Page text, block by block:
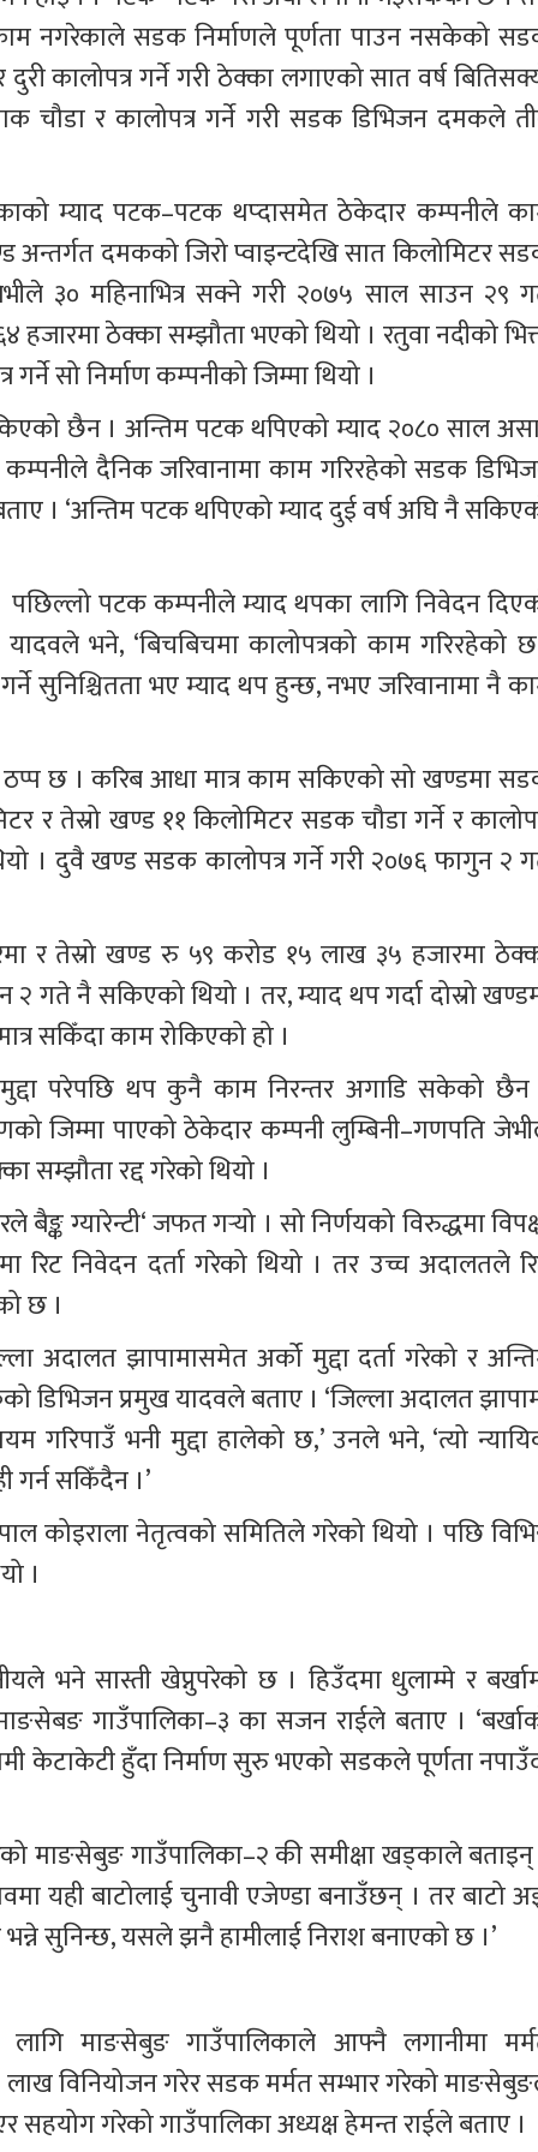
नगरेकाले सडक निर्माणले पूर्णता पाउन नसकेको
कालोपत्र गर्ने गरी ठेक्का लगाएको सात वर्ष
चौडा र कालोपत्र गर्ने गरी सडक डिभिजन दमकले
म्याद पटक–पटक थप्दासमेत ठेकेदार कम्पनीले
दमकको जिरो प्वाइन्टदेखि सात किलोमिटर
३० महिनाभित्र सक्ने गरी २०७५ साल साउन २९
ठेक्का सम्झौता भएको थियो । रतुवा नदीको
सो निर्माण कम्पनीको जिम्मा थियो ।
छैन । अन्तिम पटक थपिएको म्याद २०८० साल
दैनिक जरिवानामा काम गरिरहेको सडक
। ‘अन्तिम पटक थपिएको म्याद दुई वर्ष अघि नै
पटक कम्पनीले म्याद थपका लागि निवेदन
भने, ‘बिचबिचमा कालोपत्रको काम गरिरहेको
सुनिश्चितता भए म्याद थप हुन्छ, नभए जरिवानामा नै
ठप्प छ । करिब आधा मात्र काम सकिएको सो खण्डमा
र तेस्रो खण्ड ११ किलोमिटर सडक चौडा गर्ने र
। दुवै खण्ड सडक कालोपत्र गर्ने गरी २०७६ फागुन २
र तेस्रो खण्ड रु ५९ करोड १५ लाख ३५ हजारमा
गते नै सकिएको थियो । तर, म्याद थप गर्दा दोस्रो
सकिँदा काम रोकिएको हो ।
परेपछि थप कुनै काम निरन्तर अगाडि सकेको छैन
जिम्मा पाएको ठेकेदार कम्पनी लुम्बिनी–गणपति
रद्द गरेको थियो ।
ग्यारेन्टी‘ जफत गर्‍यो । सो निर्णयको विरुद्धमा
रिट निवेदन दर्ता गरेको थियो । तर उच्च अदालतले
छ ।
अदालत झापामासमेत अर्को मुद्दा दर्ता गरेको र
प्रमुख यादवले बताए । ‘जिल्ला अदालत
भनी मुद्दा हालेको छ,’ उनले भने, ‘त्यो
गर्न सकिँदैन ।’
कोइराला नेतृत्वको समितिले गरेको थियो । पछि
।
भने सास्ती खेप्नुपरेको छ । हिउँदमा धुलाम्मे र
गाउँपालिका–३ का सजन राईले बताए ।
केटाकेटी हुँदा निर्माण सुरु भएको सडकले पूर्णता
माङसेबुङ गाउँपालिका–२ की समीक्षा खड्काले बताइन्
यही बाटोलाई चुनावी एजेण्डा बनाउँछन् । तर बाटो
सुनिन्छ, यसले झनै हामीलाई निराश बनाएको छ ।’
माङसेबुङ गाउँपालिकाले आफ्नै लगानीमा
विनियोजन गरेर सडक मर्मत सम्भार गरेको
सहयोग गरेको गाउँपालिका अध्यक्ष हेमन्त राईले बताए ।